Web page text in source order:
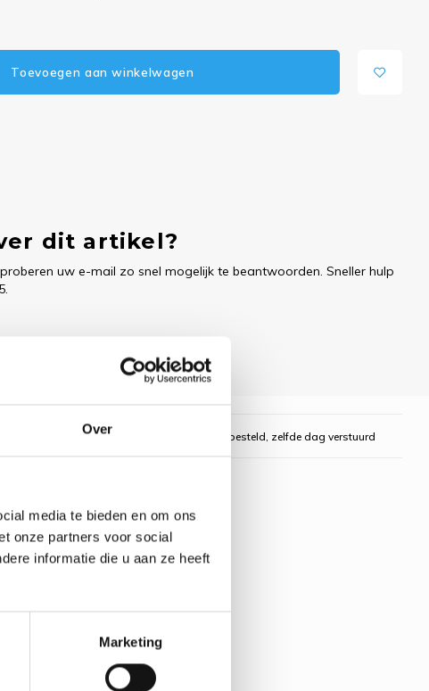
Over
media te bieden en om ons
onze partners voor social
informatie die u aan ze heeft
Marketing
Toevoegen aan winkelwagen
dit artikel?
uw e-mail zo snel mogelijk te beantwoorden. Sneller hulp
Voor 16:00 uur besteld, zelfde dag verstuurd